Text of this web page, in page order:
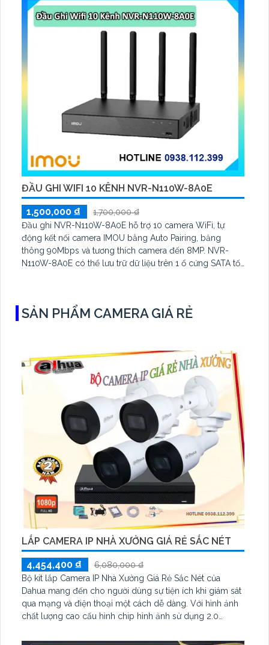
ĐẦU GHI WIFI 10 KÊNH NVR-N110W-8A0E
1,500,000 ₫
1,700,000 ₫
Đầu ghi NVR-N110W-8A0E hỗ trợ 10 camera WiFi, tự
động kết nối camera IMOU bằng Auto Pairing, băng
thông 90Mbps và tương thích camera đến 8MP. NVR-
N110W-8A0E có thể lưu trữ dữ liệu trên 1 ổ cứng SATA tối
SẢN PHẨM CAMERA GIÁ RẺ
LẮP CAMERA IP NHÀ XƯỞNG GIÁ RẺ SẮC NÉT
4,454,400 ₫
6,080,000 ₫
Bộ kit lắp Camera IP Nhà Xưởng Giá Rẻ Sắc Nét của
Dahua mang đến cho người dùng sự tiện ích khi giám sát
qua mạng và điện thoại một cách dễ dàng. Với hình ảnh
chất lượng cao cấu hình chip hình ảnh sử dụng 2.0